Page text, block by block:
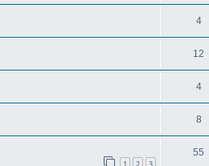
4
12
4
8
1 2 3
55